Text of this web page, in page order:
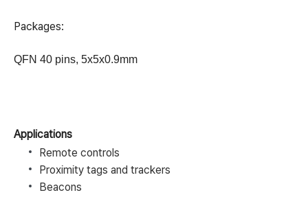
Packages:
QFN 40 pins, 5x5x0.9mm
Applications
Remote controls
Proximity tags and trackers
Beacons